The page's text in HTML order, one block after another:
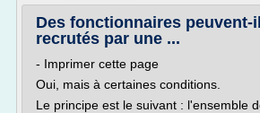
Des fonctionnaires peuvent-
recrutés par une ...
- Imprimer cette page
Oui, mais à certaines conditions.
Le principe est le suivant : l'ensemble